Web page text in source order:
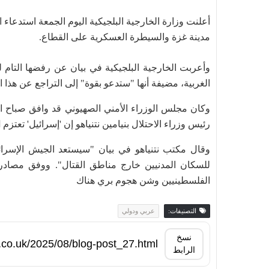
أعلنت وزارة الخارجية البلجيكية اليوم الجمعة
مدينة غزة والسيطرة العسكرية على القطاع.
وأعربت الخارجية البلجيكية في بيان عن رفضها التام
الغربية، مضيفة أنها "ستدعو بقوة" إلى التراجع عن هذا
وكان مجلس الوزراء الأمني الصهيوني قد وافق صباح
رئيس وزراء الاحتلال بنيامين نتنياهو إن 'إسرائيل'
وقال مكتب نتنياهو في بيان "سيستعد الجيش
للسكان المدنيين خارج مناطق القتال". ووفق
الفلسطينيين وشن هجوم بري هناك
التصنيفات: عربي ودولي
نسخ
الرابط